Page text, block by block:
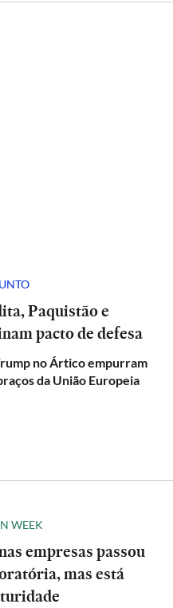
e
pacto de defesa
no Ártico empurram
da União Europeia
WEEK
empresas passou
mas está